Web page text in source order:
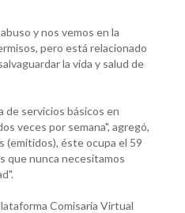
y nos vemos en la
pero está relacionado
la vida y salud de
de servicios básicos en
veces por semana", agregó,
(emitidos), éste ocupa el 59
que nunca necesitamos
Comisaría Virtual